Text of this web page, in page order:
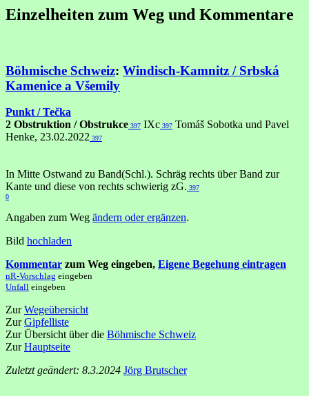
Einzelheiten zum Weg und Kommentare
Böhmische Schweiz: Windisch-Kamnitz / Srbská
Kamenice a Všemily
Punkt / Tečka
2 Obstruktion / Obstrukce 397 IXc 397 Tomáš Sobotka und Pavel
Henke, 23.02.2022 397
In Mitte Ostwand zu Band(Schl.). Schräg rechts über Band zur
Kante und diese von rechts schwierig zG. 397
0
Angaben zum Weg ändern oder ergänzen.
Bild hochladen
Kommentar zum Weg eingeben, Eigene Begehung eintragen
nR-Vorschlag eingeben
Unfall eingeben
ZurWegeübersicht
ZurGipfelliste
Zur Übersicht über die Böhmische Schweiz
ZurHauptseite
Zuletzt geändert: 8.3.2024 Jörg Brutscher